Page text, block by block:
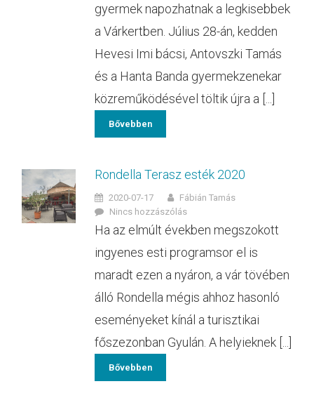
gyermek napozhatnak a legkisebbek
a Várkertben. Július 28-án, kedden
Hevesi Imi bácsi, Antovszki Tamás
és a Hanta Banda gyermekzenekar
közreműködésével töltik újra a [...]
Bővebben
Rondella Terasz esték 2020
2020-07-17
Fábián Tamás
Nincs hozzászólás
Ha az elmúlt években megszokott
ingyenes esti programsor el is
maradt ezen a nyáron, a vár tövében
álló Rondella mégis ahhoz hasonló
eseményeket kínál a turisztikai
főszezonban Gyulán. A helyieknek [...]
Bővebben